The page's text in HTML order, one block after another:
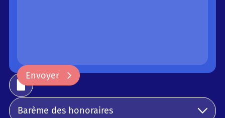
Envoyer
Envoyer
Barème des honoraires